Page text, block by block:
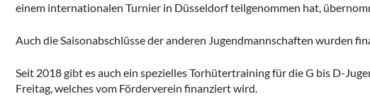
einem internationalen Turnier in Düsseldorf teilgenommen hat,
Auch die Saisonabschlüsse der anderen Jugendmannschaften wurden
Seit 2018 gibt es auch ein spezielles Torhütertraining für die G bis D-
Freitag, welches vom Förderverein finanziert wird.